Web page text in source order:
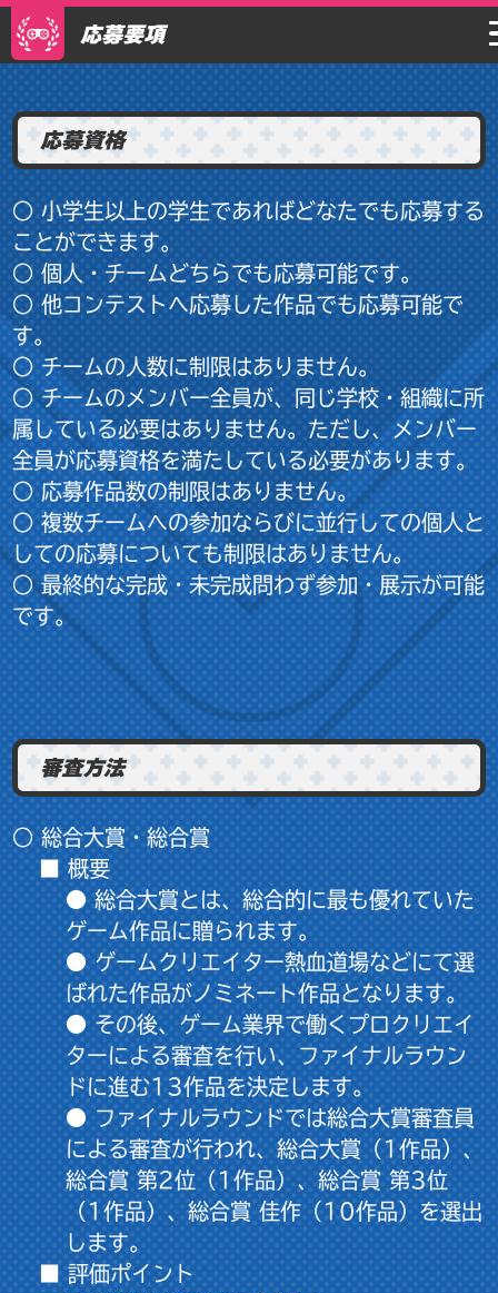
応募要項
応募資格
○ 小学生以上の学生であればどなたでも応募する
ことができます。
○ 個人・チームどちらでも応募可能です。
○ 他コンテストへ応募した作品でも応募可能で
す。
○ チームの人数に制限はありません。
○ チームのメンバー全員が、同じ学校・組織に所
属している必要はありません。ただし、メンバー
全員が応募資格を満たしている必要があります。
○ 応募作品数の制限はありません。
○ 複数チームへの参加ならびに並行しての個人と
しての応募についても制限はありません。
○ 最終的な完成・未完成問わず参加・展示が可能
です。
審査方法
○ 総合大賞・総合賞
■ 概要
● 総合大賞とは、総合的に最も優れていた
ゲーム作品に贈られます。
● ゲームクリエイター熱血道場などにて選
ばれた作品がノミネート作品となります。
● その後、ゲーム業界で働くプロクリエイ
ターによる審査を行い、ファイナルラウン
ドに進む13作品を決定します。
● ファイナルラウンドでは総合大賞審査員
による審査が行われ、総合大賞（1作品）、
総合賞 第2位（1作品）、総合賞 第3位
（1作品）、総合賞 佳作（10作品）を選出
します。
■ 評価ポイント